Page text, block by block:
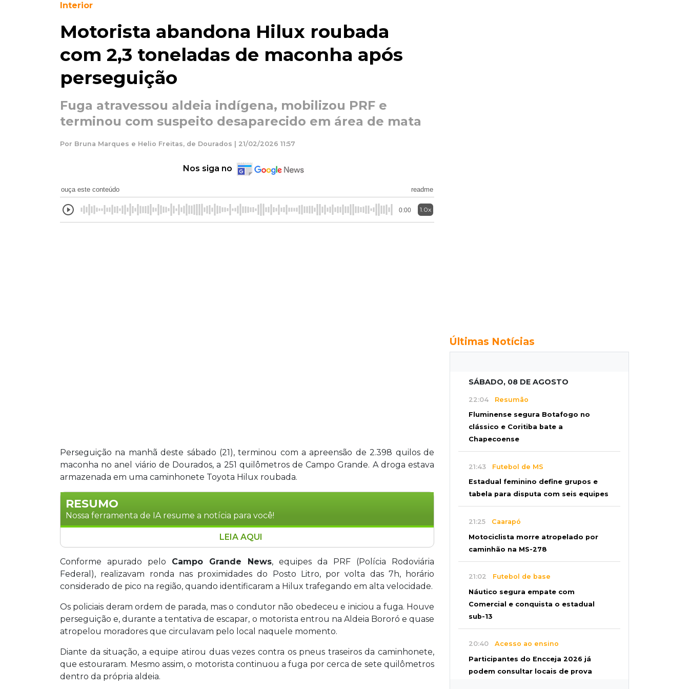
Interior
Motorista abandona Hilux roubada
com 2,3 toneladas de maconha após
perseguição
Fuga atravessou aldeia indígena, mobilizou PRF e
terminou com suspeito desaparecido em área de mata
Por Bruna Marques e Helio Freitas, de Dourados | 21/02/2026 11:57
Nos siga no
ouça este conteúdo readme
0:00 1.0x
Perseguição na manhã deste sábado (21), terminou com a apreensão de 2.398 quilos de
maconha no anel viário de Dourados, a 251 quilômetros de Campo Grande. A droga estava
armazenada em uma caminhonete Toyota Hilux roubada.
RESUMO
Nossa ferramenta de IA resume a notícia para você!
Uma perseguição policial na manhã deste sábado (21) resultou na apreensão de 2,3
toneladas de maconha em Dourados, Mato Grosso do Sul. A droga estava em uma
Toyota Hilux roubada, que foi abandonada pelo condutor após fugir da abordagem
da Polícia Rodoviária Federal. Durante a fuga, o motorista invadiu a Aldeia Bororó,
disparos policiais, continuou em fuga por sete quilômetros antes de abandonar o
veículo próximo a uma área de mata. O suspeito não foi localizado e o veículo, com
chassi adulterado, será periciado.
LEIA AQUI
Conforme apurado pelo Campo Grande News, equipes da PRF (Polícia Rodoviária
Federal), realizavam ronda nas proximidades do Posto Litro, por volta das 7h, horário
considerado de pico na região, quando identificaram a Hilux trafegando em alta velocidade.
Os policiais deram ordem de parada, mas o condutor não obedeceu e iniciou a fuga. Houve
perseguição e, durante a tentativa de escapar, o motorista entrou na Aldeia Bororó e quase
atropelou moradores que circulavam pelo local naquele momento.
Diante da situação, a equipe atirou duas vezes contra os pneus traseiros da caminhonete,
que estouraram. Mesmo assim, o motorista continuou a fuga por cerca de sete quilômetros
dentro da própria aldeia.
Últimas Notícias
SÁBADO, 08 DE AGOSTO
22:04 Resumão
Fluminense segura Botafogo no
clássico e Coritiba bate a
Chapecoense
21:43 Futebol de MS
Estadual feminino define grupos e
tabela para disputa com seis equipes
21:25 Caarapó
Motociclista morre atropelado por
caminhão na MS-278
21:02 Futebol de base
Náutico segura empate com
Comercial e conquista o estadual
sub-13
20:40 Acesso ao ensino
Participantes do Encceja 2026 já
podem consultar locais de prova